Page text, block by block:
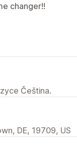
changer!!
Čeština.
DE, 19709, US